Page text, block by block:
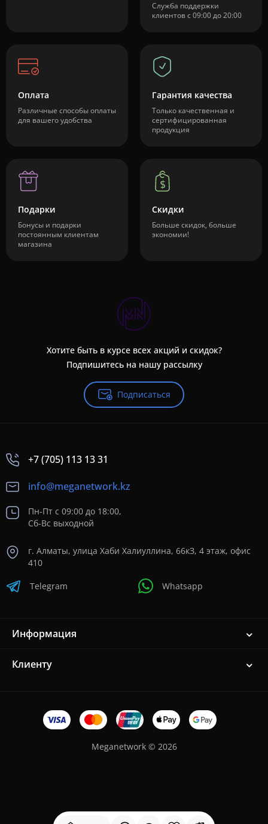
Служба поддержки
клиентов с 09:00 до 20:00
Оплата
Различные способы оплаты
для вашего удобства
Гарантия качества
Только качественная и
сертифицированная
продукция
Подарки
Бонусы и подарки
постоянным клиентам
магазина
Скидки
Больше скидок, больше
экономии!
Хотите быть в курсе всех акций и скидок?
Подпишитесь на нашу рассылку
Подписаться
+7 (705) 113 13 31
info@meganetwork.kz
Пн-Пт с 09:00 до 18:00,
Сб-Вс выходной
г. Алматы, улица Хаби Халиуллина, 66кЗ, 4 этаж, офис
410
Telegram Whatsapp
Информация
Клиенту
Meganetwork © 2026